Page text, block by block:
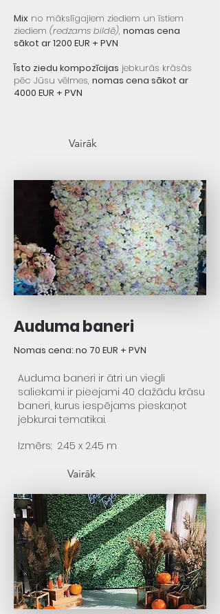
Mix no mākslīgajiem ziediem un īstiem
ziediem (redzams bildē), nomas cena
sākot ar 1200 EUR + PVN
Īsto ziedu kompozīcijas jebkurās krāsās
pēc Jūsu vēlmes, nomas cena sākot ar
4000 EUR + PVN
Vairāk
Auduma baneri
Nomas cena: no 70 EUR + PVN
Auduma baneri ir ātri un viegli
saliekami ir pieejami 40 dažādu krāsu
baneri, kurus iespējams pieskaņot
jebkurai tematikai.
Izmērs: 2.45 x 2.45 m
Vairāk